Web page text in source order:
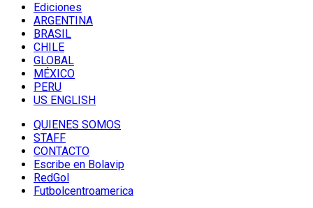
Ediciones
ARGENTINA
BRASIL
CHILE
GLOBAL
MÉXICO
PERU
US ENGLISH
QUIENES SOMOS
STAFF
CONTACTO
Escribe en Bolavip
RedGol
Futbolcentroamerica